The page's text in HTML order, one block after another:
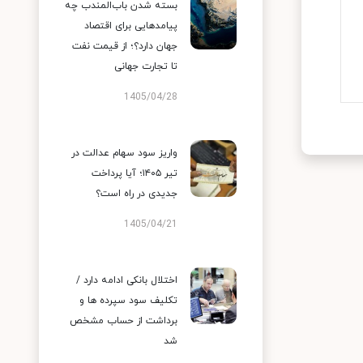
بسته شدن باب‌المندب چه
پیامدهایی برای اقتصاد
جهان دارد؟؛ از قیمت نفت
تا تجارت جهانی
1405/04/28
واریز سود سهام عدالت در
تیر ۱۴۰۵؛ آیا پرداخت
جدیدی در راه است؟
1405/04/21
اختلال بانکی ادامه دارد /
تکلیف سود سپرده ها و
برداشت از حساب مشخص
شد